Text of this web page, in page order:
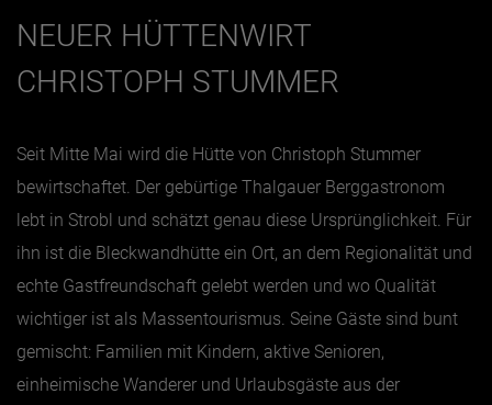
NEUER HÜTTENWIRT
CHRISTOPH STUMMER
Seit Mitte Mai wird die Hütte von Christoph Stummer
bewirtschaftet. Der gebürtige Thalgauer Berggastronom
lebt in Strobl und schätzt genau diese Ursprünglichkeit. Für
ihn ist die Bleckwandhütte ein Ort, an dem Regionalität und
echte Gastfreundschaft gelebt werden und wo Qualität
wichtiger ist als Massentourismus. Seine Gäste sind bunt
gemischt: Familien mit Kindern, aktive Senioren,
einheimische Wanderer und Urlaubsgäste aus der